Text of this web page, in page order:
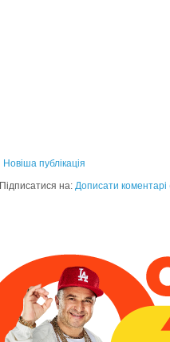
Новіша публікація
Підписатися на: Дописати коментарі